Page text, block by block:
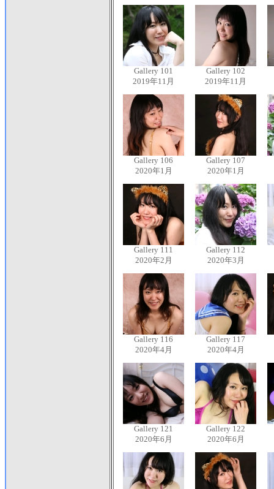
Gallery 101
2019年11月
Gallery 102
2019年11月
Gallery 106
2020年1月
Gallery 107
2020年1月
Gallery 111
2020年2月
Gallery 112
2020年3月
Gallery 116
2020年4月
Gallery 117
2020年4月
Gallery 121
2020年6月
Gallery 122
2020年6月